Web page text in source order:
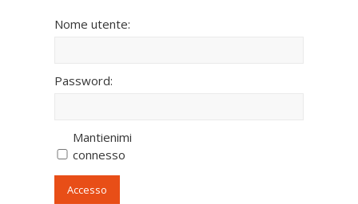
Nome utente:
Password:
Mantienimi
connesso
Accesso